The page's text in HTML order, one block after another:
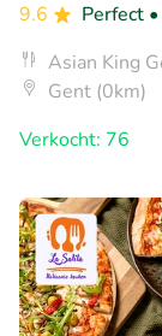
9.6
Perfect
Asian King
Gent (0km)
Verkocht: 76